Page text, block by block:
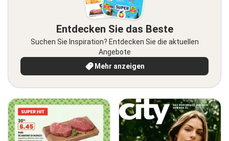
Entdecken Sie das Beste
Suchen Sie Inspiration? Entdecken Sie die aktuellen
Angebote
Mehr anzeigen